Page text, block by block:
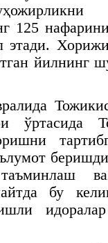
125
йилнинг
ўртасида
бу